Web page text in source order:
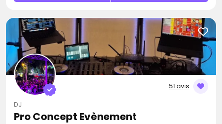
51 avis
DJ
Pro Concept Evènement